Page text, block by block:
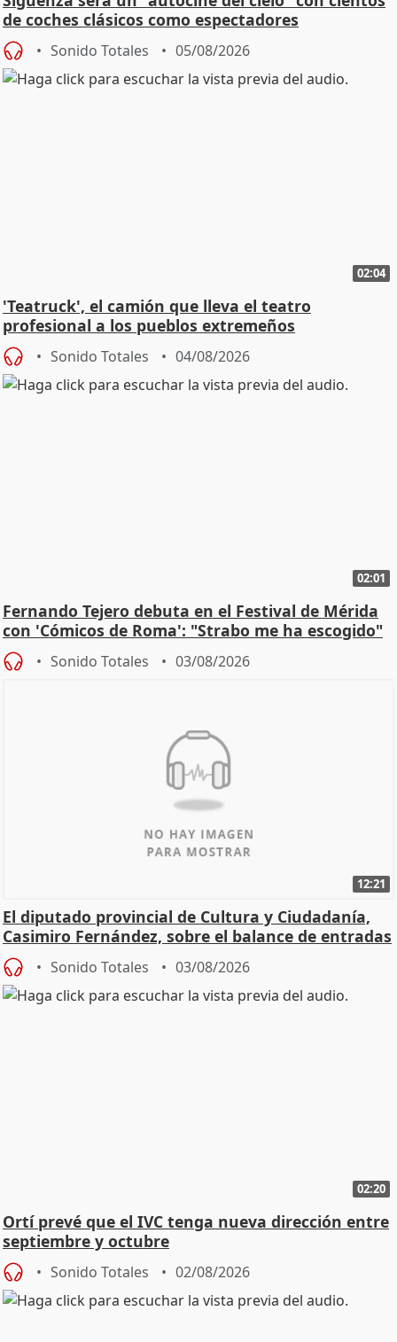
de coches clásicos como espectadores
Sonido Totales 05/08/2026
02:04
'Teatruck', el camión que lleva el teatro
profesional a los pueblos extremeños
Sonido Totales 04/08/2026
02:01
Fernando Tejero debuta en el Festival de Mérida
con 'Cómicos de Roma': "Strabo me ha escogido"
Sonido Totales 03/08/2026
12:21
El diputado provincial de Cultura y Ciudadanía,
Casimiro Fernández, sobre el balance de entradas
Sonido Totales 03/08/2026
02:20
Ortí prevé que el IVC tenga nueva dirección entre
septiembre y octubre
Sonido Totales 02/08/2026